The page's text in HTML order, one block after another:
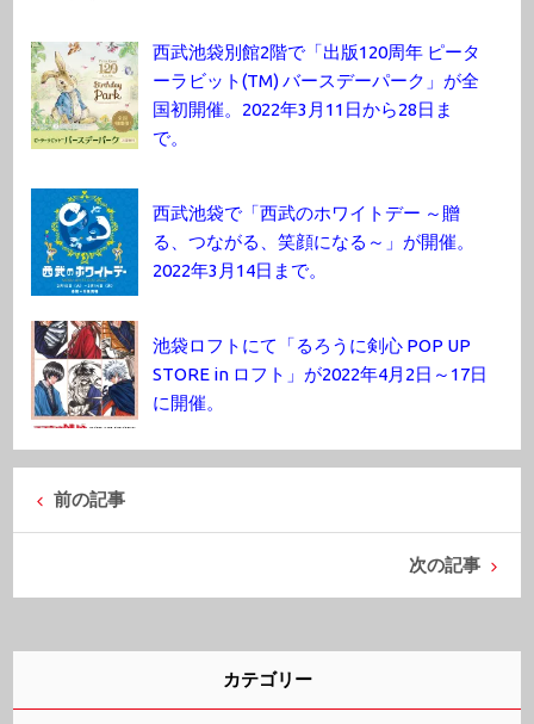
西武池袋別館2階で「出版120周年 ピータ
ーラビット(TM) バースデーパーク」が全
国初開催。2022年3月11日から28日ま
で。
西武池袋で「西武のホワイトデー ～贈
る、つながる、笑顔になる～」が開催。
2022年3月14日まで。
池袋ロフトにて「るろうに剣心 POP UP
STORE in ロフト」が2022年4月2日～17日
に開催。
前の記事
次の記事
カテゴリー